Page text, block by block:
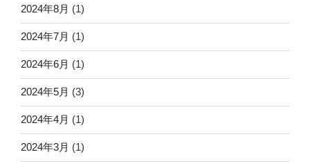
2024年8月 (1)
2024年7月 (1)
2024年6月 (1)
2024年5月 (3)
2024年4月 (1)
2024年3月 (1)